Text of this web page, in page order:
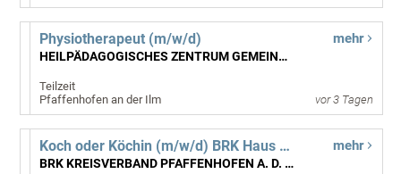
Physiotherapeut (m/w/d)
HEILPÄDAGOGISCHES ZENTRUM GEMEINNÜTZIGE GMBH
Teilzeit
Pfaffenhofen an der Ilm
mehr
vor 3 Tagen
Koch oder Köchin (m/w/d) BRK Haus der Senioren
BRK KREISVERBAND PFAFFENHOFEN A. D. ILM
mehr